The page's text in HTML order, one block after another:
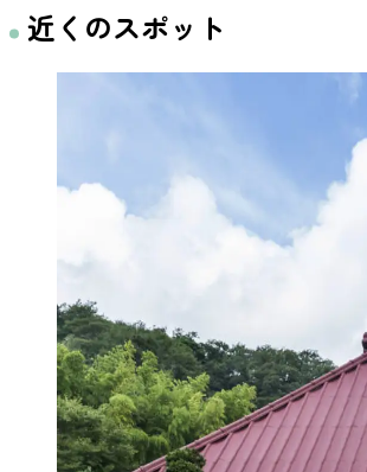
せんだい旅日和とは
サイト利用規約
プライバシーポリシー
せんだい旅日和 Instagram
仙台旅先体験コレクション Facebook
近くのスポット